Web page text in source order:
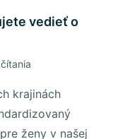
vedieť o
krajinách
ženy v našej